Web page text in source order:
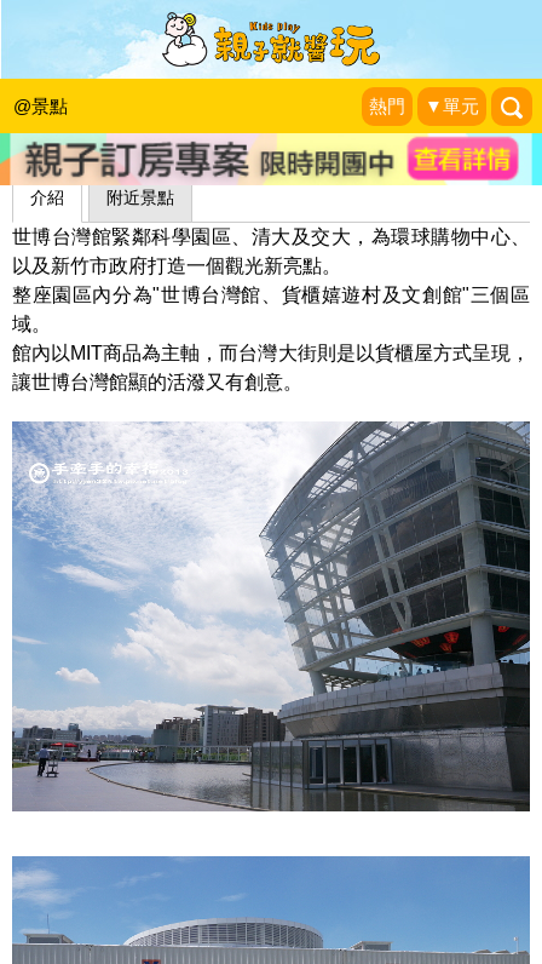
@景點 熱門 ▼單元
世博台灣館
魚兒 x 牽手明太子的「視」界旅行 2013-09-01
介紹 附近景點
世博台灣館緊鄰科學園區、清大及交大，為環球購物中心、
以及新竹市政府打造一個觀光新亮點。
整座園區內分為"世博台灣館、貨櫃嬉遊村及文創館"三個區
域。
館內以MIT商品為主軸，而台灣大街則是以貨櫃屋方式呈現，
讓世博台灣館顯的活潑又有創意。